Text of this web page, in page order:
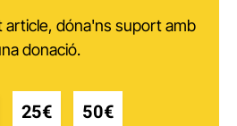
article, dóna'ns suport amb
donació.
25€ 50€